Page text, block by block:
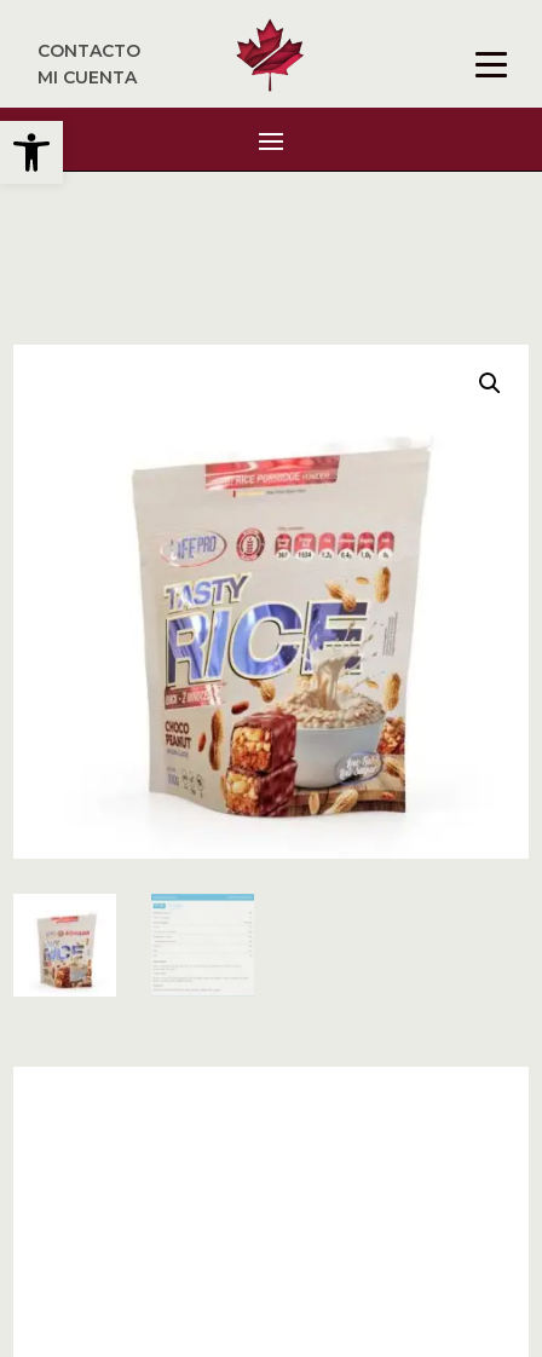
Abrir barra de herramientas
CONTACTO
MI CUENTA